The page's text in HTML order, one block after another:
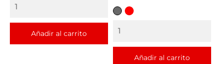
Añadir al carrito
GRISROJO
Añadir al carrito